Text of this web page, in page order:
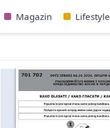
Magazin Lifestyle